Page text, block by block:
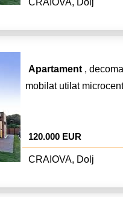
CRAIOVA, Dolj
Apartament ,
mobilat utilat
120.000 EUR
CRAIOVA, Dolj